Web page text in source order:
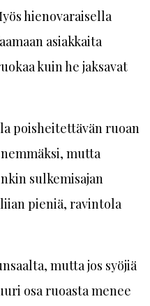
hienovaraisella
asiakkaita
kuin he jaksavat
poisheitettävän ruoan
mutta
sulkemisajan
liian pieniä, ravintola
mutta jos syöjiä
osa ruoasta menee